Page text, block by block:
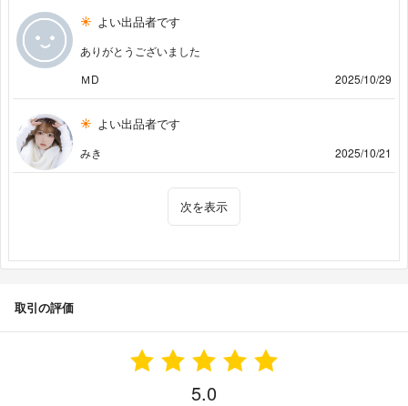
よい出品者です
ありがとうございました
ＭD
2025/10/29
よい出品者です
みき 2025/10/21
次を表示
取引の評価
5.0